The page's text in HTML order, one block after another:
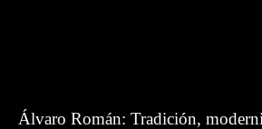
Álvaro Román: Tradición,